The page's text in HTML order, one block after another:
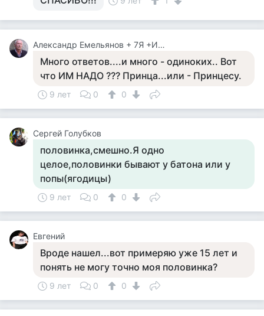
Александр Емельянов + 7Я +Инструктор Туризма
Много ответов....и много - одиноких.. Вот
что ИМ НАДО ??? Принца...или - Принцесу.
9 лет 0 0
Сергей Голубков
половинка,смешно.Я одно
целое,половинки бывают у батона или у
попы(ягодицы)
9 лет 0 0
Евгений
Вроде нашел...вот примеряю уже 15 лет и
понять не могу точно моя половинка?
9 лет 0 0